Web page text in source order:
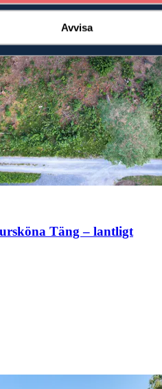
Avvisa
Täng – lantligt